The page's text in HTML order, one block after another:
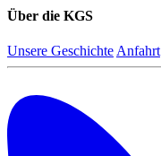
Über die KGS
Unsere Geschichte Anfahrt